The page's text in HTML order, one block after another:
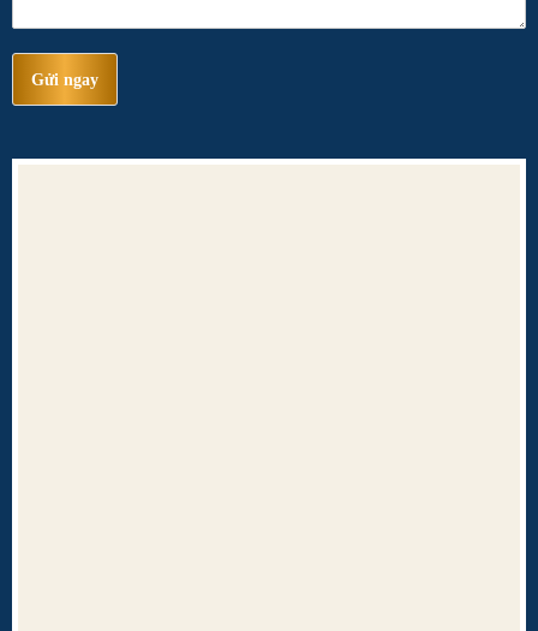
Gửi ngay